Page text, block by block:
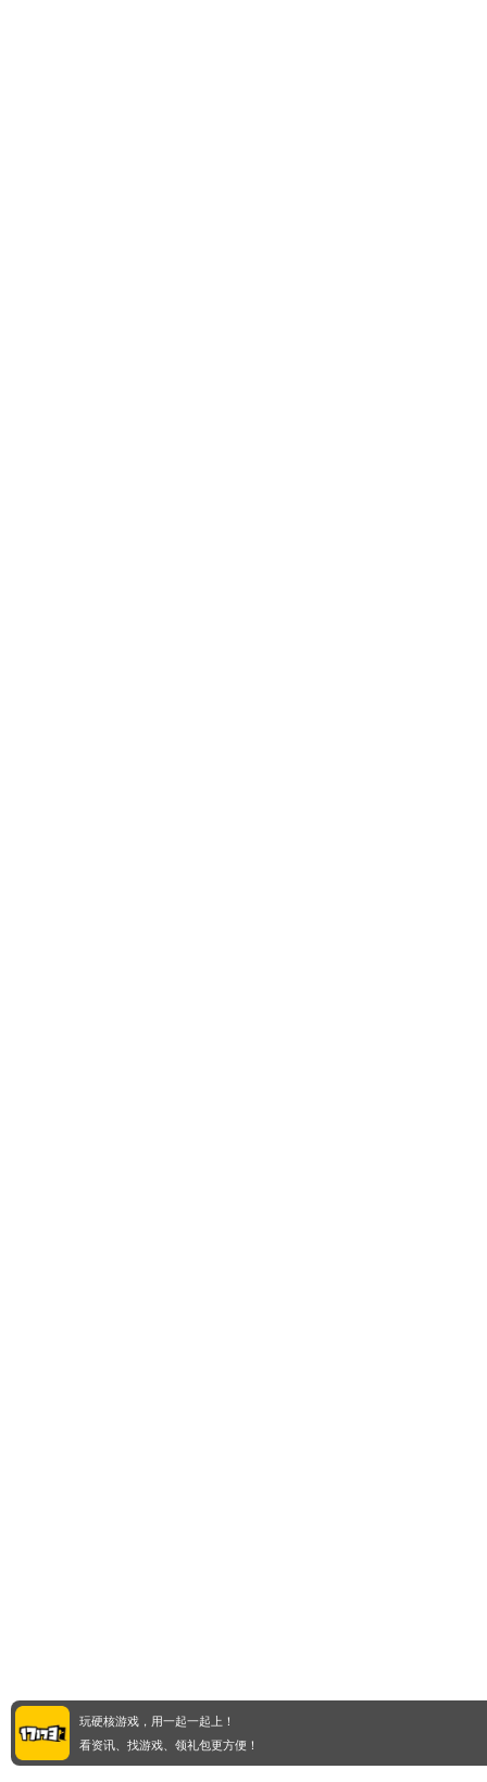
玩硬核游戏，用一起一起上！
看资讯、找游戏、领礼包更方便！